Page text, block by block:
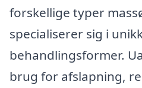
forskellige typer
specialiserer sig i
behandlingsformer.
brug for afslapning,